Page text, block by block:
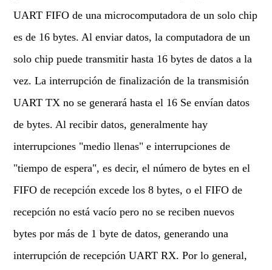
UART FIFO de una microcomputadora de un solo chip
es de 16 bytes. Al enviar datos, la computadora de un
solo chip puede transmitir hasta 16 bytes de datos a la
vez. La interrupción de finalización de la transmisión
UART TX no se generará hasta el 16 Se envían datos
de bytes. Al recibir datos, generalmente hay
interrupciones "medio llenas" e interrupciones de
"tiempo de espera", es decir, el número de bytes en el
FIFO de recepción excede los 8 bytes, o el FIFO de
recepción no está vacío pero no se reciben nuevos
bytes por más de 1 byte de datos, generando una
interrupción de recepción UART RX. Por lo general,